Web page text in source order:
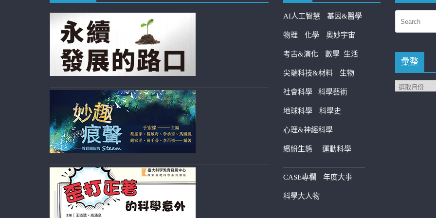
AI人工智慧 基因&醫學
物理 化學 奧妙宇宙
考古&演化 數學 生活
尖端科技&材料 生物
社會科學 科學藝術
地球科學 科學史
心理&神經科學
繽紛生態 運動科學
————————————
CASE專欄 年度大事
科學大人物
彙整